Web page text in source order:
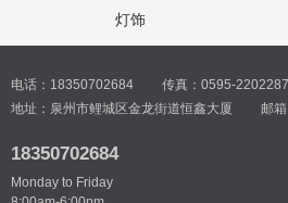
灯饰
电话：18350702684 传真：0595-
地址：泉州市鲤城区金龙街道恒鑫大厦
邮
18350702684
Monday to Friday